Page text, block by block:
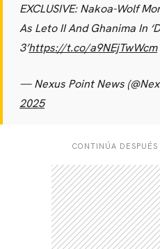
EXCLUSIVE: Nakoa-Wolf
As Leto II And Ghanima In
3’https://t.co/a9NEjTwWcm
— Nexus Point News
2025
CONTINÚA